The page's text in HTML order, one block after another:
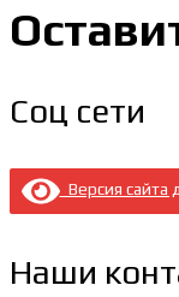
Соц сети
Версия сайта
Наши